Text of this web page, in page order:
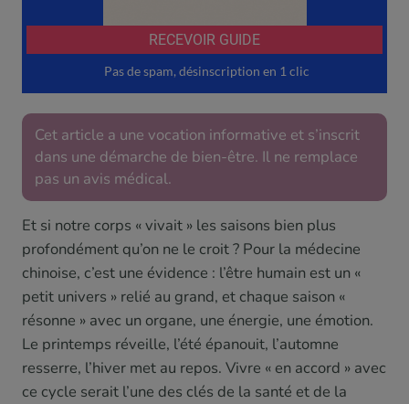
Cet article a une vocation informative et s’inscrit
dans une démarche de bien-être. Il ne remplace
pas un avis médical.
Et si notre corps « vivait » les saisons bien plus
profondément qu’on ne le croit ? Pour la médecine
chinoise, c’est une évidence : l’être humain est un «
petit univers » relié au grand, et chaque saison «
résonne » avec un organe, une énergie, une émotion.
Le printemps réveille, l’été épanouit, l’automne
resserre, l’hiver met au repos. Vivre « en accord » avec
ce cycle serait l’une des clés de la santé et de la